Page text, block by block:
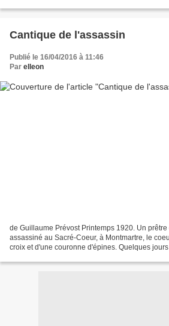
Cantique de l'assassin
Publié le 16/04/2016 à 11:46
Par elleon
de Guillaume Prévost Printemps 1920. Un
assassiné au Sacré-Coeur, à Montmartre, le
croix et d'une couronne d'épines. Quelques